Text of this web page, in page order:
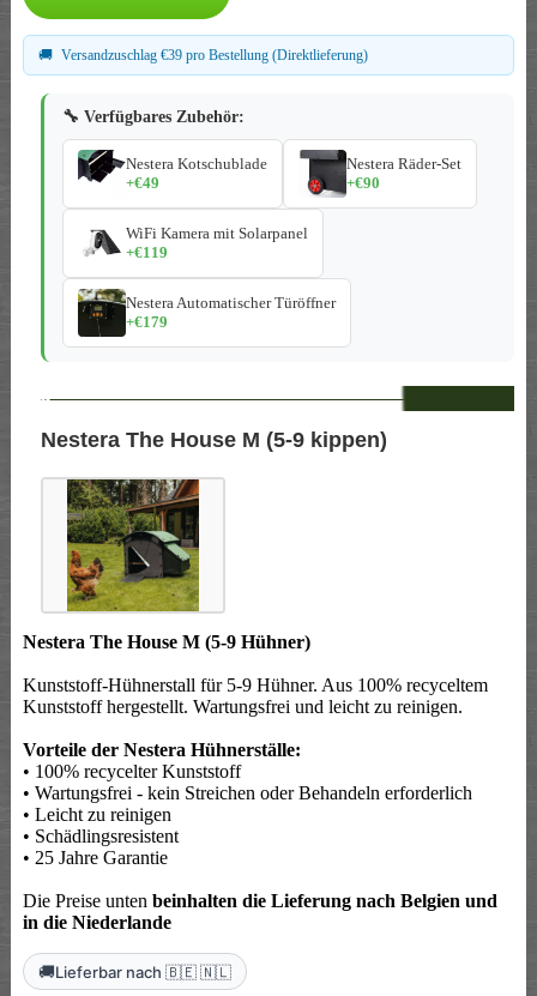
🚚 Versandzuschlag €39 pro Bestellung (Direktlieferung)
🔧 Verfügbares Zubehör:
Nestera Kotschublade
+€49
Nestera Räder-Set
+€90
WiFi Kamera mit Solarpanel
+€119
Nestera Automatischer Türöffner
+€179
--
Nestera The House M (5-9 kippen)
Nestera The House M (5-9 Hühner)
Kunststoff-Hühnerstall für 5-9 Hühner. Aus 100% recyceltem
Kunststoff hergestellt. Wartungsfrei und leicht zu reinigen.
Vorteile der Nestera Hühnerställe:
• 100% recycelter Kunststoff
• Wartungsfrei - kein Streichen oder Behandeln erforderlich
• Leicht zu reinigen
• Schädlingsresistent
• 25 Jahre Garantie
Die Preise unten beinhalten die Lieferung nach Belgien und
in die Niederlande
🚚Lieferbar nach 🇧🇪 🇳🇱